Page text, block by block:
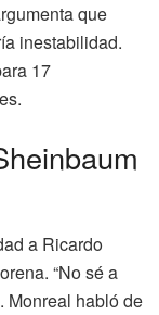
que
inestabilidad.
17
a Ricardo
“No sé a
Monreal habló de